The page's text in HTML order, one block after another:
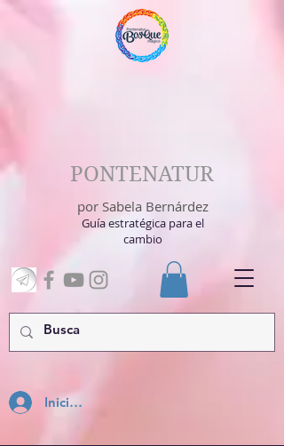
Inicia Sesión
PONTENATUR
por Sabela Bernárdez
Guía estratégica para el
cambio